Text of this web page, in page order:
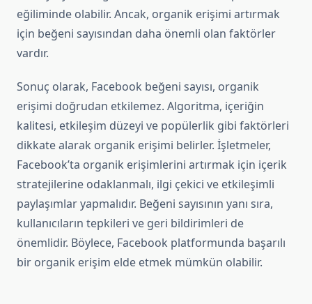
eğiliminde olabilir. Ancak, organik erişimi artırmak
için beğeni sayısından daha önemli olan faktörler
vardır.
Sonuç olarak, Facebook beğeni sayısı, organik
erişimi doğrudan etkilemez. Algoritma, içeriğin
kalitesi, etkileşim düzeyi ve popülerlik gibi faktörleri
dikkate alarak organik erişimi belirler. İşletmeler,
Facebook’ta organik erişimlerini artırmak için içerik
stratejilerine odaklanmalı, ilgi çekici ve etkileşimli
paylaşımlar yapmalıdır. Beğeni sayısının yanı sıra,
kullanıcıların tepkileri ve geri bildirimleri de
önemlidir. Böylece, Facebook platformunda başarılı
bir organik erişim elde etmek mümkün olabilir.